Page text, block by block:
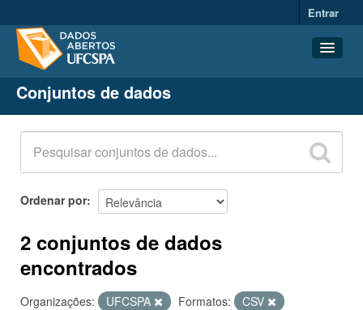
Entrar
Conjuntos de dados
Organizações
Grupos
Sobre
Conjuntos de dados
Ordenar por
2 conjuntos de dados
encontrados
Organizações: UFCSPA Formatos:
CSV